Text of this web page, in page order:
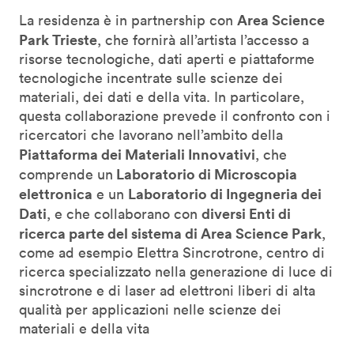
La residenza è in partnership con Area Science
Park Trieste, che fornirà all’artista l’accesso a
risorse tecnologiche, dati aperti e piattaforme
tecnologiche incentrate sulle scienze dei
materiali, dei dati e della vita. In particolare,
questa collaborazione prevede il confronto con i
ricercatori che lavorano nell’ambito della
Piattaforma dei Materiali Innovativi, che
comprende un Laboratorio di Microscopia
elettronica e un Laboratorio di Ingegneria dei
Dati, e che collaborano con diversi Enti di
ricerca parte del sistema di Area Science Park,
come ad esempio Elettra Sincrotrone, centro di
ricerca specializzato nella generazione di luce di
sincrotrone e di laser ad elettroni liberi di alta
qualità per applicazioni nelle scienze dei
materiali e della vita